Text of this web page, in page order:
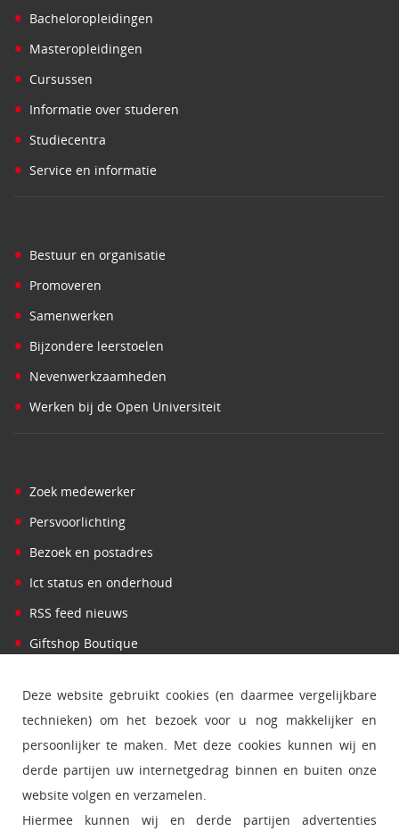
Deze website gebruikt cookies (en daarmee vergelijkbare
technieken) om het bezoek voor u nog makkelijker en
persoonlijker te maken. Met deze cookies kunnen wij en
derde partijen uw internetgedrag binnen en buiten onze
website volgen en verzamelen.
Hiermee kunnen wij en derde partijen advertenties
• Bacheloropleidingen
• Masteropleidingen
• Cursussen
• Informatie over studeren
• Studiecentra
• Service en informatie
• Bestuur en organisatie
• Promoveren
• Samenwerken
• Bijzondere leerstoelen
• Nevenwerkzaamheden
• Werken bij de Open Universiteit
• Zoek medewerker
• Persvoorlichting
• Bezoek en postadres
• Ict status en onderhoud
• RSS feed nieuws
• Giftshop Boutique